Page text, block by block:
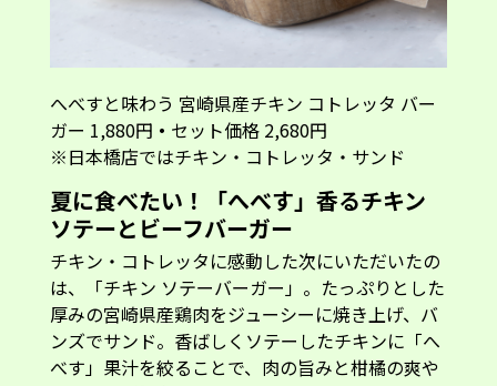
へべすと味わう 宮崎県産チキン コトレッタ バー
ガー 1,880円 ・ セット価格 2,680円
※日本橋店ではチキン・コトレッタ・サンド
夏に食べたい！「へべす」香るチキン
ソテーとビーフバーガー
チキン・コトレッタに感動した次にいただいたの
は、「チキン ソテーバーガー」。たっぷりとした
厚みの宮崎県産鶏肉をジューシーに焼き上げ、バ
ンズでサンド。香ばしくソテーしたチキンに「へ
べす」果汁を絞ることで、肉の旨みと柑橘の爽や